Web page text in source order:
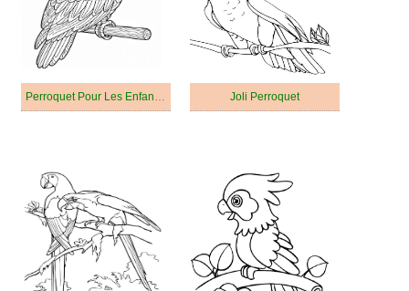
Perroquet Pour Les Enfants De 5 An Joli Perroquet